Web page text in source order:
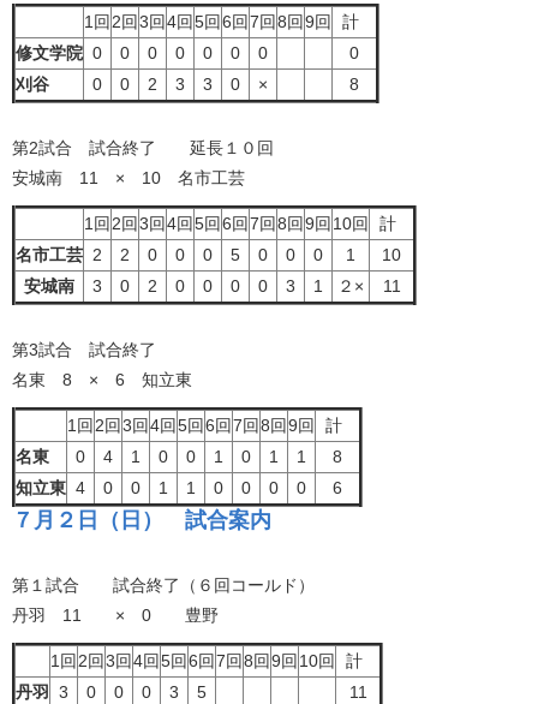
1回 2回3回4回5回6回7回8回9回
計
修文学院 0 0 0 0 0 0 0
0
刈谷
0 0 2 3 3 0 × 8
第2試合 試合終了 延長１０回
安城南 11 × 10 名市工芸
1回 2回3回4回5回6回7回8回9回 10回
計
名市工芸 2 2 0 0 0 5 0 0 0 1
10
安城南
3 0 2 0 0 0 0 3 1 ２× 11
第3試合 試合終了
名東 8 × 6 知立東
1回 2回3回4回5回6回7回8回9回
計
名東
0 4 1 0 0 1 0 1 1
8
知立東 4 0 0 1 1 0 0 0 0 6
７月２日（日） 試合案内
第１試合 試合終了（６回コールド）
丹羽 11 × 0 豊野
1回 2回3回4回5回6回7回8回9回 10回
計
丹羽
3 0 0 0 3 5
11